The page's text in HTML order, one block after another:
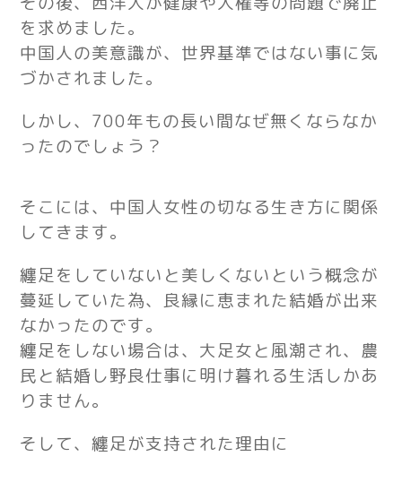
を求めました。
中国人の美意識が、世界基準ではない事に気
づかされました。
しかし、700年もの長い間なぜ無くならなか
ったのでしょう？
そこには、中国人女性の切なる生き方に関係
してきます。
纏足をしていないと美しくないという概念が
蔓延していた為、良縁に恵まれた結婚が出来
なかったのです。
纏足をしない場合は、大足女と風潮され、農
民と結婚し野良仕事に明け暮れる生活しかあ
りません。
そして、纏足が支持された理由に